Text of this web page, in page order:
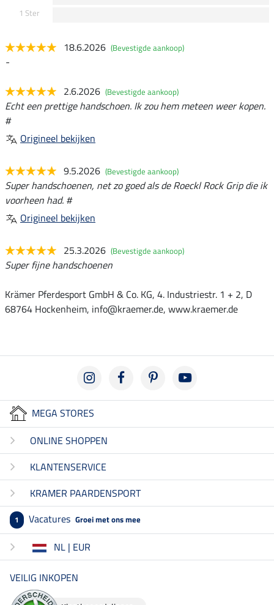
1 Ster
18.6.2026 (Bevestigde aankoop)
-
2.6.2026 (Bevestigde aankoop)
Echt een prettige handschoen. Ik zou hem meteen weer kopen.
#
Origineel bekijken
9.5.2026 (Bevestigde aankoop)
Super handschoenen, net zo goed als de Roeckl Rock Grip die ik
voorheen had. #
Origineel bekijken
25.3.2026 (Bevestigde aankoop)
Super fijne handschoenen
Krämer Pferdesport GmbH & Co. KG, 4. Industriestr. 1 + 2, D
68764 Hockenheim, info@kraemer.de, www.kraemer.de
MEGA STORES
ONLINE SHOPPEN
KLANTENSERVICE
KRAMER PAARDENSPORT
1 Vacatures Groei met ons mee
NL | EUR
VEILIG INKOPEN